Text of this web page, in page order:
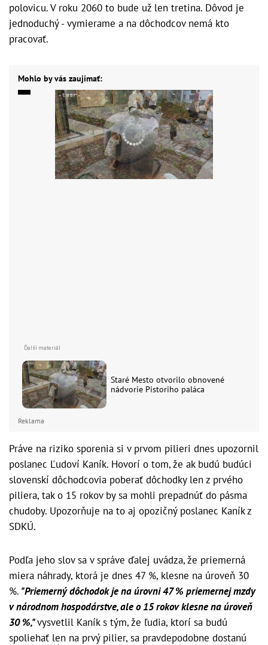
polovicu. V roku 2060 to bude už len tretina. Dôvod je
jednoduchý - vymierame a na dôchodcov nemá kto
pracovať.
Mohlo by vás zaujímať:
Staré Mesto otvorilo obnovené
nádvorie Pistoriho paláca
Reklama
Práve na riziko sporenia si v prvom pilieri dnes upozornil
poslanec Ľudoví Kaník. Hovorí o tom, že ak budú budúci
slovenskí dôchodcovia poberať dôchodky len z prvého
piliera, tak o 15 rokov by sa mohli prepadnúť do pásma
chudoby. Upozorňuje na to aj opozičný poslanec Kaník z
SDKÚ.
Podľa jeho slov sa v správe ďalej uvádza, že priemerná
miera náhrady, ktorá je dnes 47 %, klesne na úroveň 30
%. "Priemerný dôchodok je na úrovni 47 % priemernej mzdy
v národnom hospodárstve, ale o 15 rokov klesne na úroveň
30 %,"vysvetlil Kaník s tým, že ľudia, ktorí sa budú
spoliehať len na prvý pilier, sa pravdepodobne dostanú